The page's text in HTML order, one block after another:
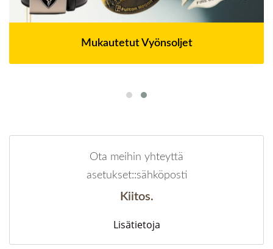
Mukautetut Vyönsoljet
Ota meihin yhteyttä
asetukset::sähköposti
Kiitos.
Lisätietoja